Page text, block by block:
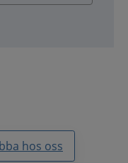
hos oss